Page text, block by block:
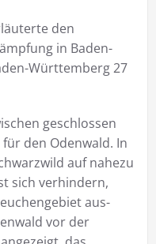
den
in Baden-
Württemberg 27
geschlossen
den Odenwald. In
auf nahezu
sich verhindern,
aus-
vor der